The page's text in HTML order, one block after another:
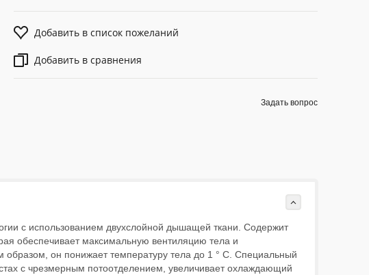
Добавить в список пожеланий
Добавить в сравнения
Задать вопрос
с использованием двухслойной дышащей ткани. Содержит
обеспечивает максимальную вентиляцию тела и
образом, он понижает температуру тела до 1 ° C. Специальный
с чрезмерным потоотделением, увеличивает охлаждающий